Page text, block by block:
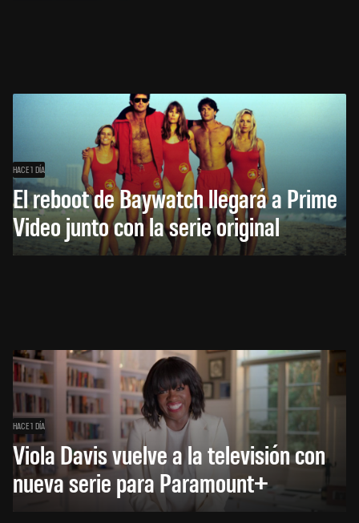
HACE 1 DÍA
El reboot de Baywatch llegará a Prime
Video junto con la serie original
HACE 1 DÍA
Viola Davis vuelve a la televisión con
nueva serie para Paramount+